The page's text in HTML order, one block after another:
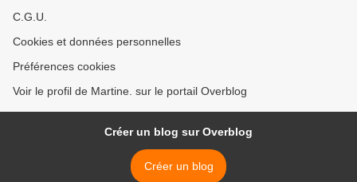
C.G.U.
Cookies et données personnelles
Préférences cookies
Voir le profil de Martine. sur le portail Overblog
Créer un blog sur Overblog
Créer un blog